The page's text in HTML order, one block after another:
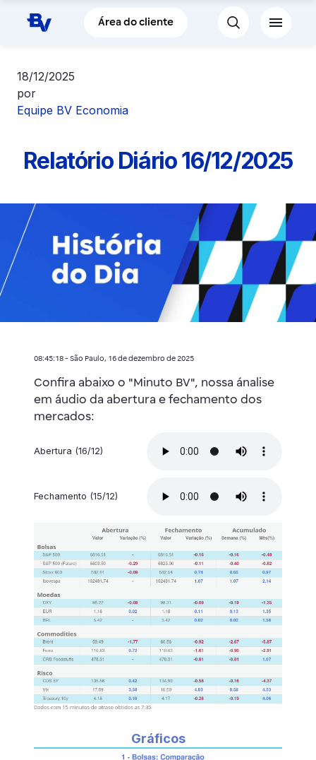
Pular para o Conteúdo principal
Área do cliente
18/12/2025
por
Equipe BV Economia
Relatório Diário 16/12/2025
08:45:18 - São Paulo, 16 de dezembro de 2025
Confira abaixo o "Minuto BV", nossa ánalise
em áudio da abertura e fechamento dos
mercados:
Abertura (16/12)
Fechamento (15/12)
Gráficos